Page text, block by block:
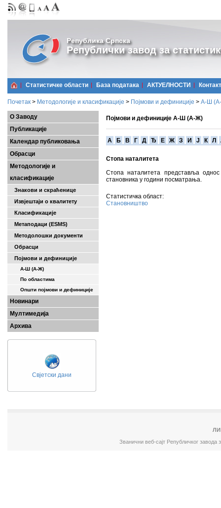
Република Српска
Републички завод за
Статистичке области Базa података АКТУЕЛНОСТИ Контакт
Почетак > Методологије и класификације > Појмови и дефиниције > А-Ш
О Заводу
Публикације
Календар публиковања
Обрасци
Методологије и
класификације
Знакови и скраћенице
Извјештаји о квалитету
Класификације
Метаподаци (ESMS)
Методолошки документи
Обрасци
Појмови и дефиниције
А-Ш (A-Ж)
По областима
Општи појмови и дефиниције
Новинари
Мултимедија
Архива
Свјетски дани
Појмови и дефиниције А-Ш (А-Ж)
A Б В Г Д Ђ Е Ж З И Ј К Л
Стопа наталитета
Стопа наталитета представља
становника у години посматрања.
Статистичка област:
Становништво
Званични веб-сајт Републичког